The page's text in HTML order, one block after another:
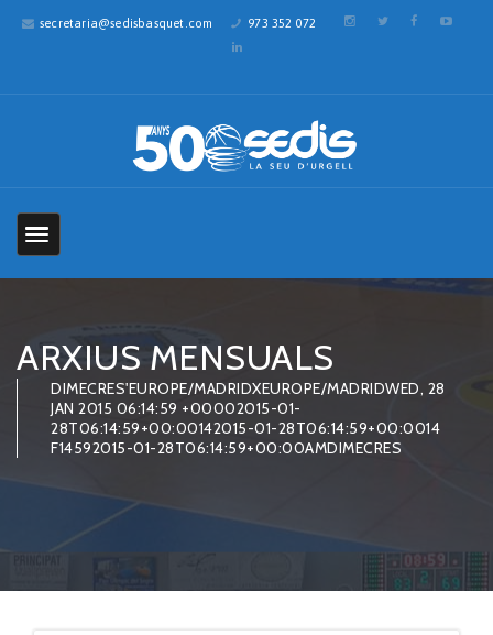
secretaria@sedisbasquet.com 973 352 072
ARXIUS MENSUALS
DIMECRES'EUROPE/MADRIDXEUROPE/MADRIDWED, 28
JAN 2015 06:14:59 +00002015-01-
28T06:14:59+00:00142015-01-28T06:14:59+00:0014
F14592015-01-28T06:14:59+00:00AMDIMECRES